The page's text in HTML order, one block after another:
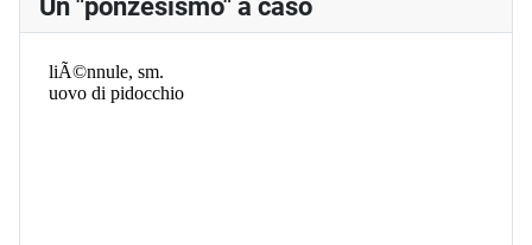
Un "ponzesismo" a caso